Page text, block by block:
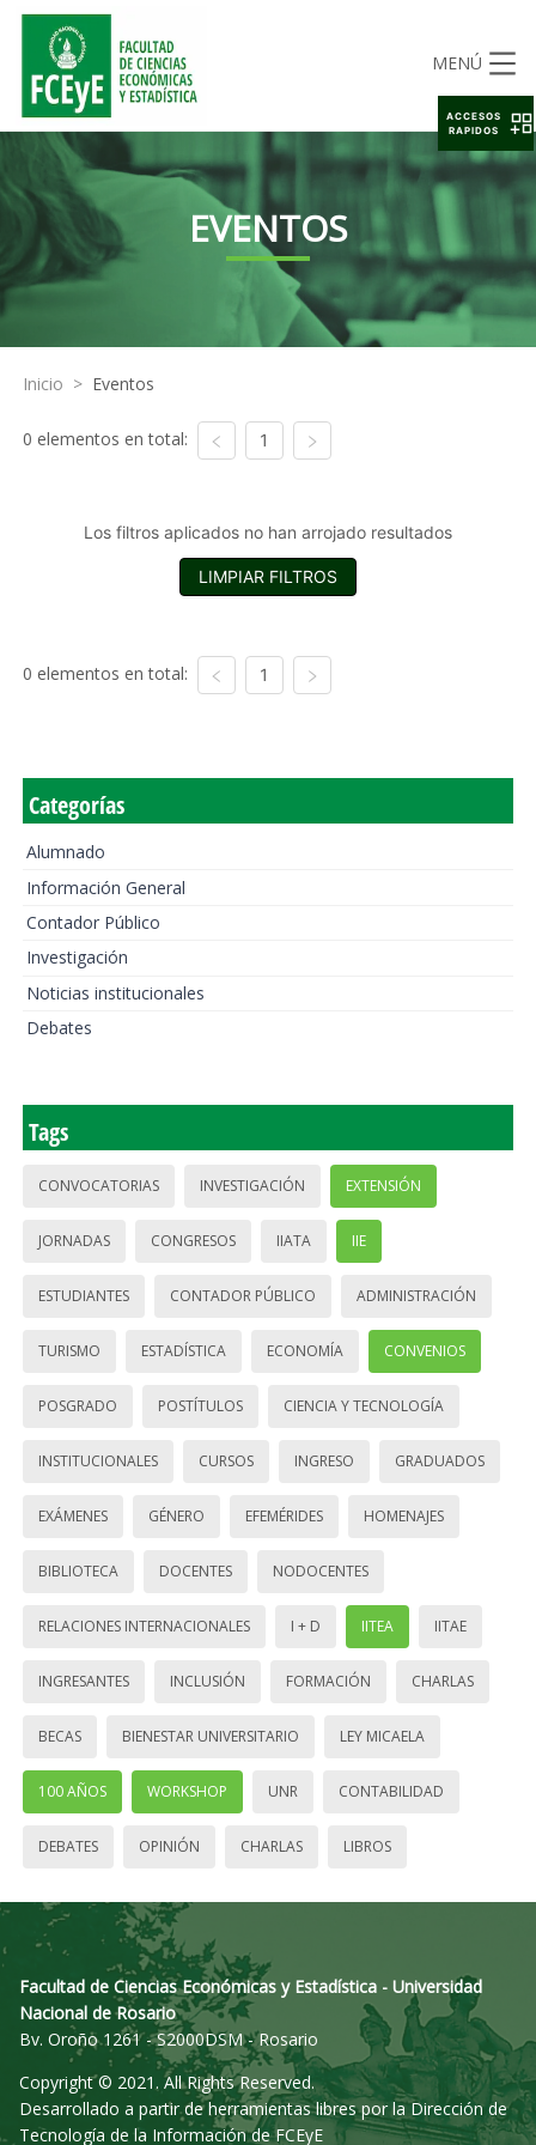
MENÚ
EVENTOS
Inicio > Eventos
0 elementos en total: 1
Los filtros aplicados no han arrojado resultados
LIMPIAR FILTROS
0 elementos en total: 1
Categorías
Alumnado
Información General
Contador Público
Investigación
Noticias institucionales
Debates
Tags
CONVOCATORIAS INVESTIGACIÓN EXTENSIÓN
JORNADAS CONGRESOS IIATA IIE
ESTUDIANTES CONTADOR PÚBLICO ADMINISTRACIÓN
TURISMO ESTADÍSTICA ECONOMÍA CONVENIOS
POSGRADO POSTÍTULOS CIENCIA Y TECNOLOGÍA
INSTITUCIONALES CURSOS INGRESO GRADUADOS
EXÁMENES GÉNERO EFEMÉRIDES HOMENAJES
BIBLIOTECA DOCENTES NODOCENTES
RELACIONES INTERNACIONALES I + D IITEA IITAE
INGRESANTES INCLUSIÓN FORMACIÓN CHARLAS
BECAS BIENESTAR UNIVERSITARIO LEY MICAELA
100 AÑOS WORKSHOP UNR CONTABILIDAD
DEBATES OPINIÓN CHARLAS LIBROS
Facultad de Ciencias Económicas y Estadística - Universidad
Nacional de Rosario
Bv. Oroño 1261 - S2000DSM - Rosario
Copyright © 2021. All Rights Reserved.
Desarrollado a partir de herramientas libres por la Dirección de
Tecnología de la Información de FCEyE
ACCESOS
RAPIDOS